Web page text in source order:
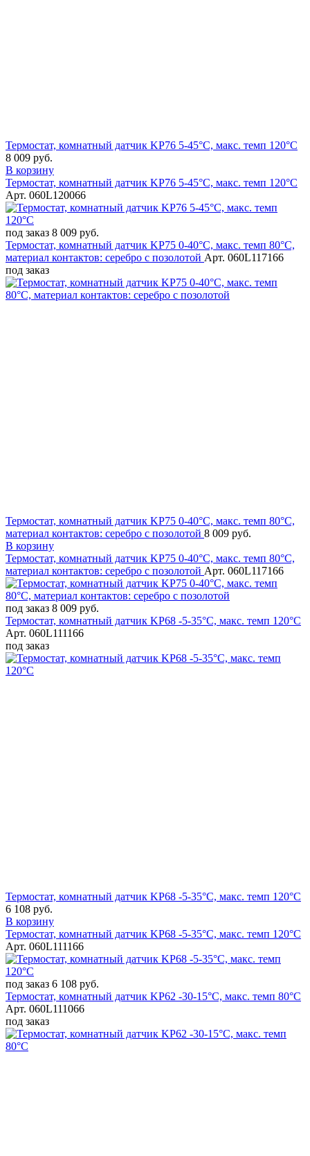
Термостат, комнатный датчик KP76 5-45°C, макс. темп 120°C
8 009 руб.
В корзину
Термостат, комнатный датчик KP76 5-45°C, макс. темп 120°C
Арт. 060L120066
под заказ 8 009 руб.
Термостат, комнатный датчик KP75 0-40°C, макс. темп 80°C,
материал контактов: серебро с позолотой Арт. 060L117166
под заказ
Термостат, комнатный датчик KP75 0-40°C, макс. темп 80°C,
материал контактов: серебро с позолотой 8 009 руб.
В корзину
Термостат, комнатный датчик KP75 0-40°C, макс. темп 80°C,
материал контактов: серебро с позолотой Арт. 060L117166
под заказ 8 009 руб.
Термостат, комнатный датчик KP68 -5-35°C, макс. темп 120°C
Арт. 060L111166
под заказ
Термостат, комнатный датчик KP68 -5-35°C, макс. темп 120°C
6 108 руб.
В корзину
Термостат, комнатный датчик KP68 -5-35°C, макс. темп 120°C
Арт. 060L111166
под заказ 6 108 руб.
Термостат, комнатный датчик KP62 -30-15°C, макс. темп 80°C
Арт. 060L111066
под заказ